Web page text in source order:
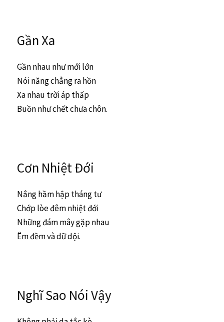
Gần Xa
Gần nhau như mới lớn
Nói năng chẳng ra hồn
Xa nhau trời áp thấp
Buồn như chết chưa chôn.
Cơn Nhiệt Đới
Nắng hầm hập tháng tư
Chớp lòe đêm nhiệt đới
Những đám mây gặp nhau
Êm đềm và dữ dội.
Nghĩ Sao Nói Vậy